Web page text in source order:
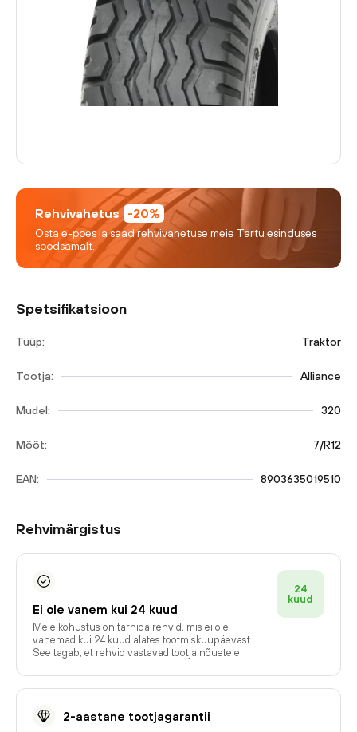
Rehvivahetus -20%
Osta e-poes ja saad rehvivahetuse meie Tartu esinduses
soodsamalt.
Spetsifikatsioon
Tüüp: Traktor
Tootja: Alliance
Mudel: 320
Mõõt: 7/R12
EAN: 8903635019510
Rehvimärgistus
Ei ole vanem kui 24 kuud
Meie kohustus on tarnida rehvid, mis ei ole
vanemad kui 24 kuud alates tootmiskuupäevast.
See tagab, et rehvid vastavad tootja nõuetele.
24
kuud
2-aastane tootjagarantii